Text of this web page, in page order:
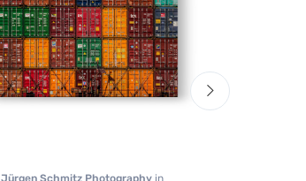
Jürgen Schmitz Photography in